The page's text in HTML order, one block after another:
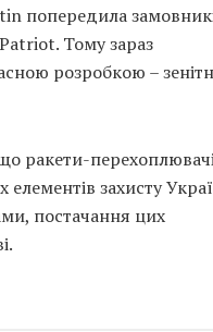
попередила
Тому зараз
розробкою –
ракети-
захисту
постачання цих